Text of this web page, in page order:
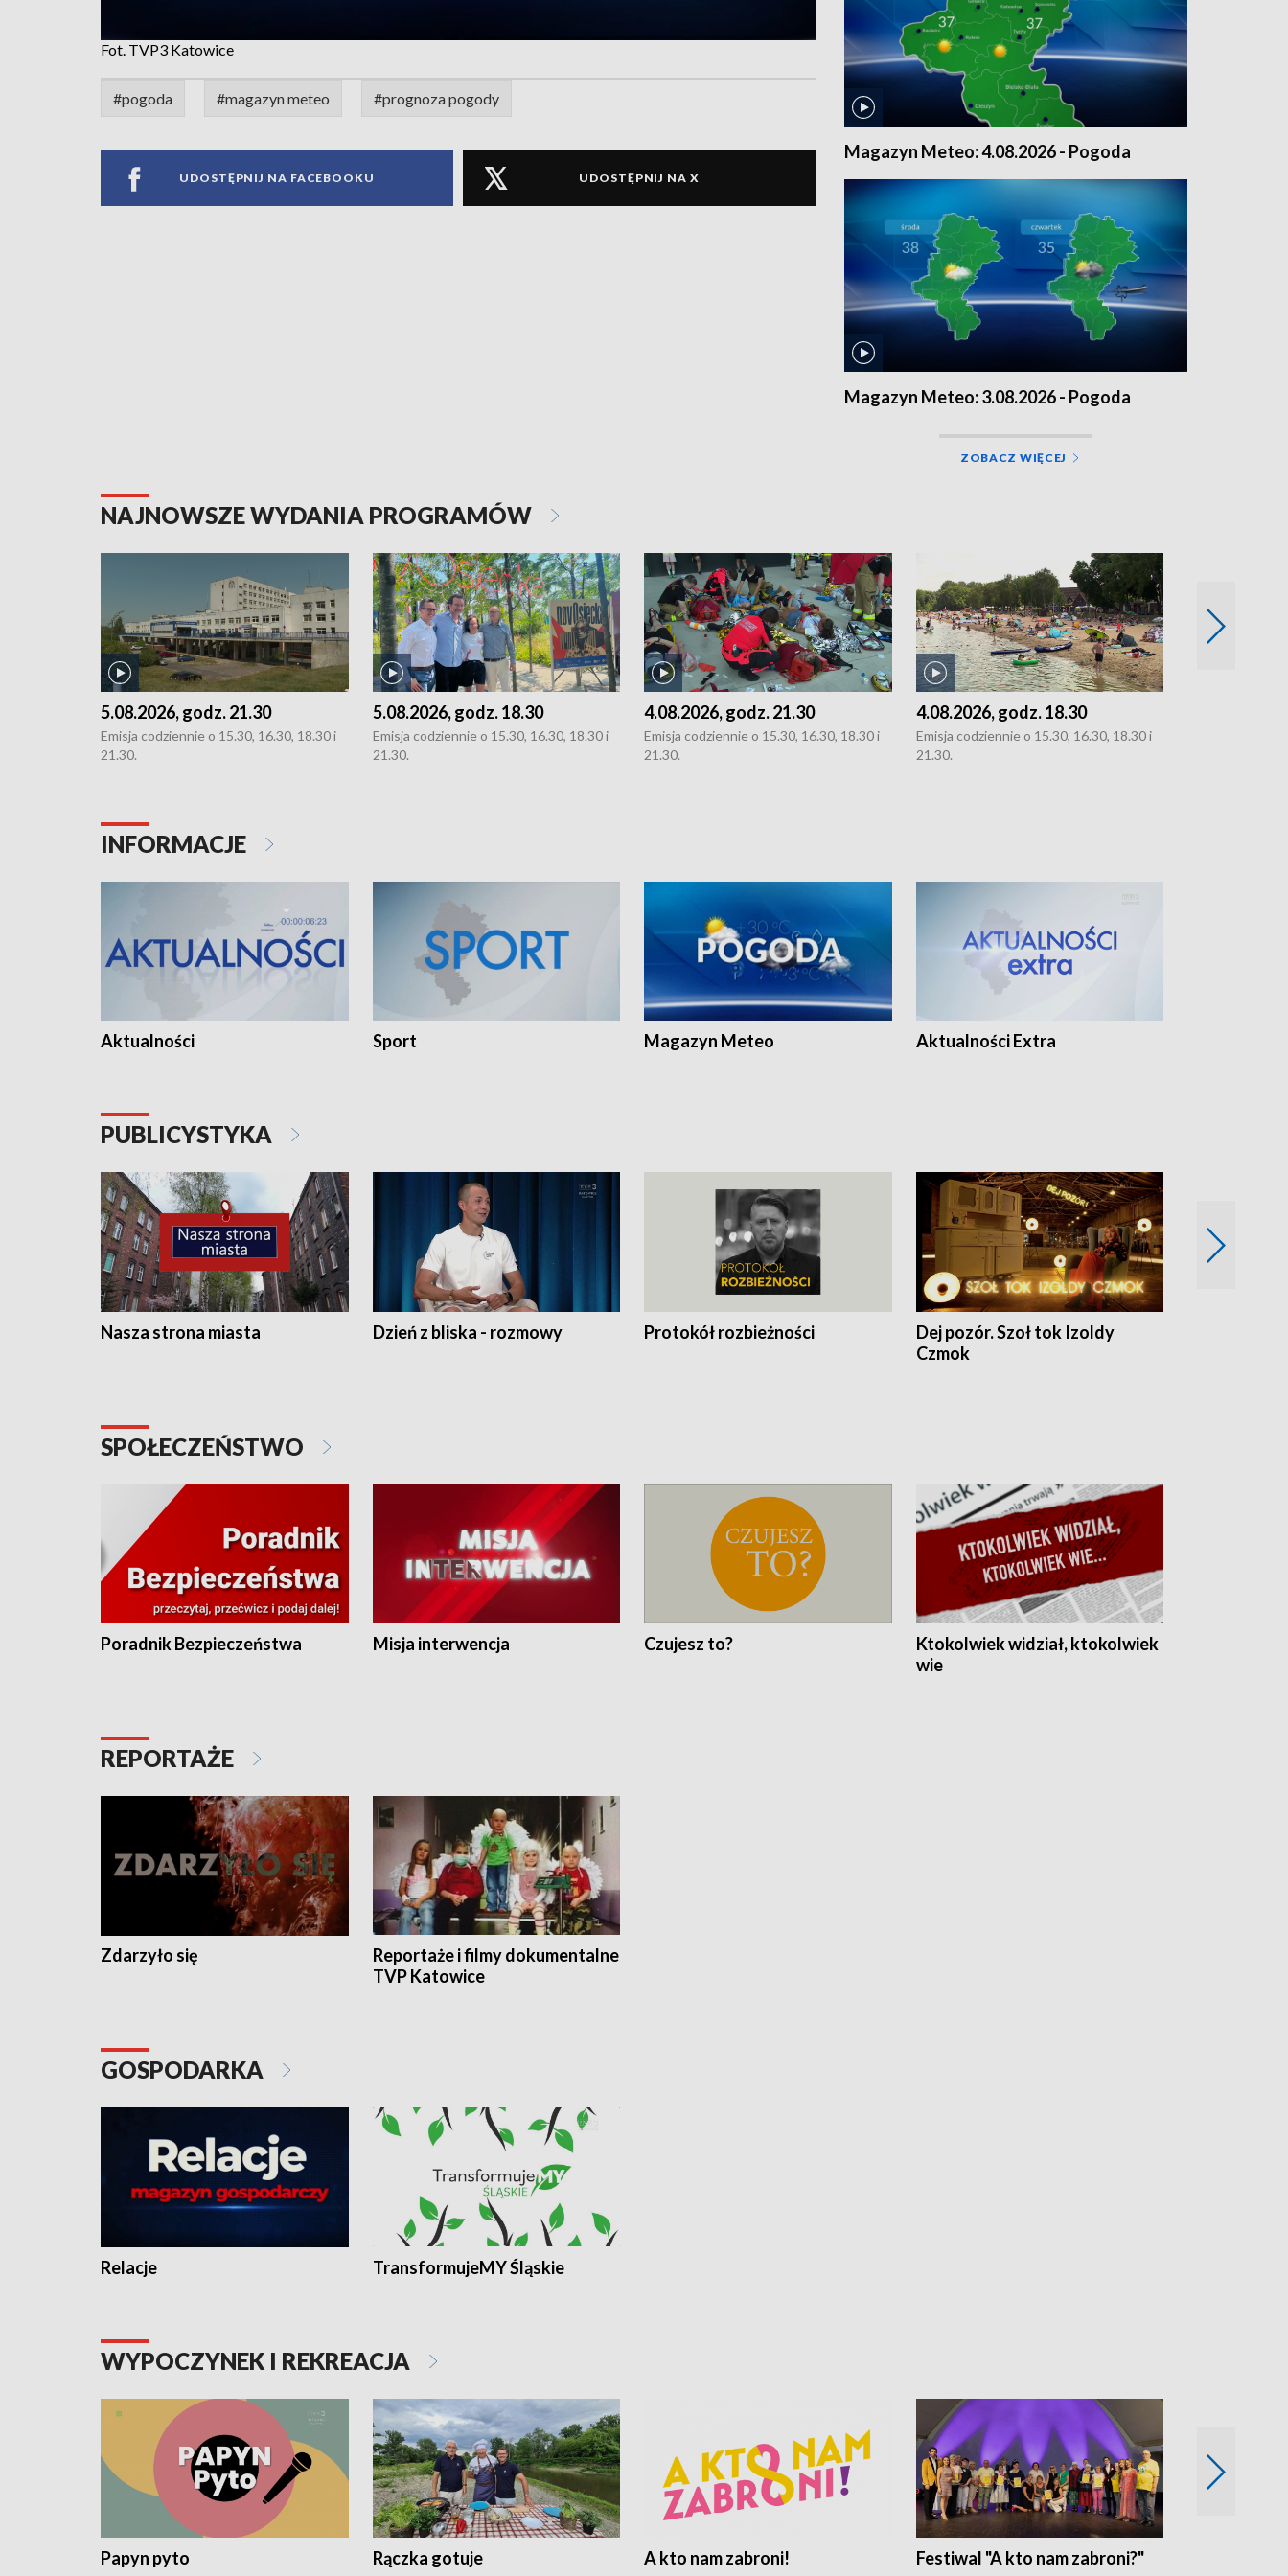
Fot. TVP3 Katowice
#pogoda #magazyn meteo #prognoza pogody
UDOSTĘPNIJ NA FACEBOOKU UDOSTĘPNIJ NA X
Magazyn Meteo: 4.08.2026 - Pogoda
Magazyn Meteo: 3.08.2026 - Pogoda
ZOBACZ WIĘCEJ
NAJNOWSZE WYDANIA PROGRAMÓW
5.08.2026, godz. 21.30
Emisja codziennie o 15.30, 16.30, 18.30 i
21.30.
5.08.2026, godz. 18.30
Emisja codziennie o 15.30, 16.30, 18.30 i
21.30.
4.08.2026, godz. 21.30
Emisja codziennie o 15.30, 16.30, 18.30 i
21.30.
4.08.2026, godz. 18.30
Emisja codziennie o 15.30, 16.30, 18.30 i
21.30.
INFORMACJE
Aktualności Sport Magazyn Meteo Aktualności Extra
PUBLICYSTYKA
Nasza strona miasta Dzień z bliska - rozmowy Protokół rozbieżności
Dej pozór. Szoł tok Izoldy
Czmok
SPOŁECZEŃSTWO
Poradnik Bezpieczeństwa Misja interwencja Czujesz to?
Ktokolwiek widział, ktokolwiek
wie
REPORTAŻE
Zdarzyło się
Reportaże i filmy dokumentalne
TVP Katowice
GOSPODARKA
Relacje TransformujeMY Śląskie
WYPOCZYNEK I REKREACJA
Papyn pyto Rączka gotuje A kto nam zabroni! Festiwal "A kto nam zabroni?"